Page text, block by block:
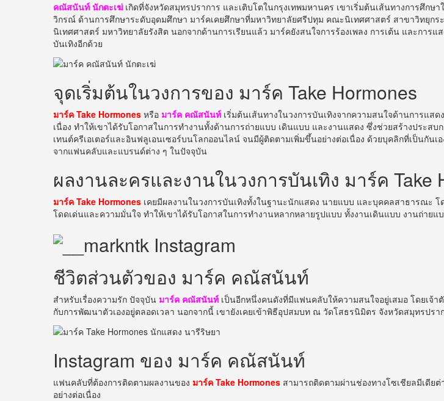
คณัสนันท์ นักตะเฆ่ เกิดที่จังหวัดสมุทรปราการ และเติบโตในกรุงเทพมหานคร เขาเริ่มต้นเส้นทางการศึก
วิกรณ์ ด้านการศึกษาระดับอุดมศึกษา มาร์คเคยศึกษาที่มหาวิทยาลัยศรีปทุม คณะนิเทศศาสตร์ สาขาวิทยุก
นิเทศศาสตร์ มหาวิทยาลัยรังสิต นอกจากด้านการเรียนแล้ว มาร์คยังสนใจการร้องเพลง การเต้น และกา
บันเทิงอีกด้วย
จุดเริ่มต้นในวงการของ มาร์ค Take Hormones
มาร์ค Take Hormones หรือ มาร์ค คณัสนันท์ เริ่มต้นเส้นทางในวงการบันเทิงจากความสนใจด้านการแส
เนื่อง ทำให้เขาได้รับโอกาสในการทำงานทั้งด้านการถ่ายแบบ เดินแบบ และงานแสดง ซึ่งช่วยสร้างปร
เทนต์ครีเอเตอร์และอินฟลูเอนเซอร์บนโลกออนไลน์ จนมีผู้ติดตามเพิ่มขึ้นอย่างต่อเนื่อง ด้วยบุคลิกที่เป็นกัน
จากแฟนคลับและแบรนด์ต่าง ๆ ในปัจจุบัน
ผลงานละครและงานในวงการบันเทิง มาร์ค Take
มาร์ค Take Hormones เคยมีผลงานในวงการบันเทิงทั้งในฐานะนักแสดง นายแบบ และบุคคลสาธารณะ
โดดเด่นและความมั่นใจ ทำให้เขาได้รับโอกาสในการทำงานหลากหลายรูปแบบ ทั้งงานเดินแบบ งานถ่าย
ชีวิตส่วนตัวของ มาร์ค คณัสนันท์
สำหรับเรื่องความรัก ปัจจุบัน มาร์ค คณัสนันท์ เป็นอีกหนึ่งคนดังที่มีแฟนคลับให้ความสนใจอยู่เสมอ โดยเจ้
กับการพัฒนาตัวเองอยู่ตลอดเวลา นอกจากนี้ เขายังเคยเข้าพิธีอุปสมบท ณ วัดโสธรนิมิตร จังหวัดสมุทรปร
Instagram ของ มาร์ค คณัสนันท์
แฟนคลับที่ต้องการติดตามผลงานของ มาร์ค Take Hormones สามารถติดตามผ่านช่องทางโซเชียลมีเดีย
อย่างต่อเนื่อง